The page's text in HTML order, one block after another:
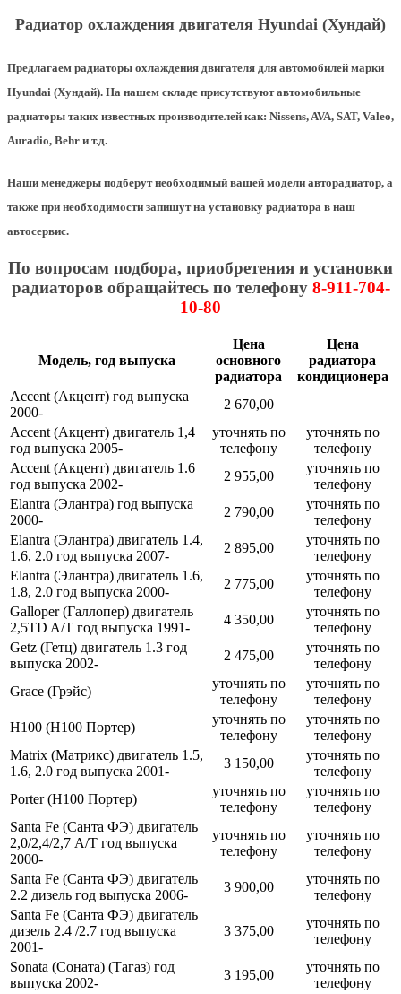
Радиатор охлаждения двигателя Hyundai (Хундай)
Предлагаем радиаторы охлаждения двигателя для автомобилей марки
Hyundai (Хундай). На нашем складе присутствуют автомобильные
радиаторы таких известных производителей как: Nissens, AVA, SAT, Valeo,
Auradio, Behr и т.д.
Наши менеджеры подберут необходимый вашей модели авторадиатор, а
также при необходимости запишут на установку радиатора в наш
автосервис.
По вопросам подбора, приобретения и установки
радиаторов обращайтесь по телефону8-911-704-
10-80
Модель, год выпуска
Цена
основного
радиатора
Цена
радиатора
кондиционера
Accent (Акцент) год выпуска
2000-
2 670,00
Accent (Акцент) двигатель 1,4
год выпуска 2005-
уточнять по
телефону
уточнять по
телефону
Accent (Акцент) двигатель 1.6
год выпуска 2002-
2 955,00
уточнять по
телефону
Elantra (Элантра) год выпуска
2000-
2 790,00
уточнять по
телефону
Elantra (Элантра) двигатель 1.4,
1.6, 2.0 год выпуска 2007-
2 895,00
уточнять по
телефону
Elantra (Элантра) двигатель 1.6,
1.8, 2.0 год выпуска 2000-
2 775,00
уточнять по
телефону
Galloper (Галлопер) двигатель
2,5TD A/T год выпуска 1991-
4 350,00
уточнять по
телефону
Getz (Гетц) двигатель 1.3 год
выпуска 2002-
2 475,00
уточнять по
телефону
Grace (Грэйс)
уточнять по
телефону
уточнять по
телефону
H100 (Н100 Портер)
уточнять по
телефону
уточнять по
телефону
Matrix (Матрикс) двигатель 1.5,
1.6, 2.0 год выпуска 2001-
3 150,00
уточнять по
телефону
Porter (Н100 Портер)
уточнять по
телефону
уточнять по
телефону
Santa Fe (Санта ФЭ) двигатель
2,0/2,4/2,7 A/T год выпуска
2000-
уточнять по
телефону
уточнять по
телефону
Santa Fe (Санта ФЭ) двигатель
2.2 дизель год выпуска 2006-
3 900,00
уточнять по
телефону
Santa Fe (Санта ФЭ) двигатель
дизель 2.4 /2.7 год выпуска
2001-
3 375,00
уточнять по
телефону
Sonata (Соната) (Тагаз) год
выпуска 2002-
3 195,00
уточнять по
телефону